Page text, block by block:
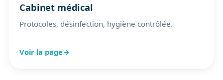
Cabinet médical
Protocoles, désinfection, hygiène contrôlée.
Voir la page→